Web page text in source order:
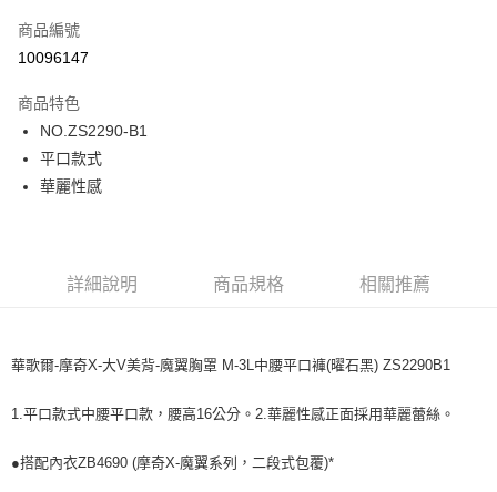
街口支付
運送方式
全家取貨付款
每筆NT$80，滿NT$1,000(含以上)免運費
付款後7-11取貨
每筆NT$80，滿NT$1,000(含以上)免運費
每筆NT$80，滿NT$1,000(含以上)免運費
商品編號
10096147
商品特色
NO.ZS2290-B1
平口款式
華麗性感
詳細說明 商品規格 相關推薦
華歌爾-摩奇X-大V美背-魔翼胸罩 M-3L中腰平口褲(曜石黑) ZS2290B1
1.平口款式中腰平口款，腰高16公分。2.華麗性感正面採用華麗蕾絲。
●搭配內衣ZB4690 (摩奇X-魔翼系列，二段式包覆)*